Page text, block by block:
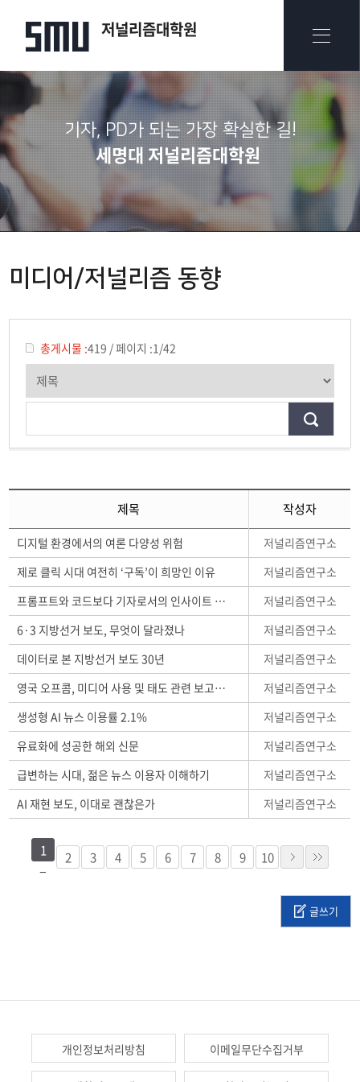
저널리즘대학원
기자, PD가 되는 가장 확실한 길!
세명대 저널리즘대학원
미디어/저널리즘 동향
총게시물 :419 /페이지 :1/42
제목 작성자
디지털 환경에서의 여론 다양성 위험
저널리즘연구소
제로 클릭 시대 여전히 ‘구독’이 희망인 이유
저널리즘연구소
프롬프트와 코드보다 기자로서의 인사이트 더 중요
저널리즘연구소
6·3 지방선거 보도, 무엇이 달라졌나
저널리즘연구소
데이터로 본 지방선거 보도 30년
저널리즘연구소
영국 오프콤, 미디어 사용 및 태도 관련 보고서 발표
저널리즘연구소
생성형 AI 뉴스 이용률 2.1%
저널리즘연구소
유료화에 성공한 해외 신문
저널리즘연구소
급변하는 시대, 젊은 뉴스 이용자 이해하기
저널리즘연구소
AI 재현 보도, 이대로 괜찮은가
저널리즘연구소
1 2 3 4 5 6 7 8 9 10
글쓰기
개인정보처리방침 이메일무단수집거부